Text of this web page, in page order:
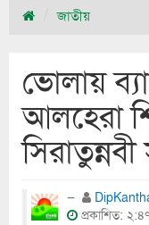
জাতীয়
ভোলায়
আলহেরা
প্রকাশিত: